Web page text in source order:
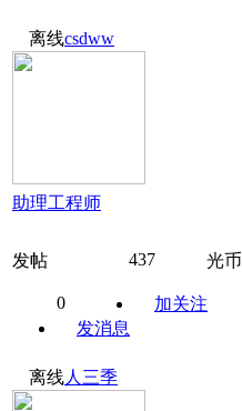
离线csdww
助理工程师
发帖 437 光币
0
加关注
发消息
离线人三季